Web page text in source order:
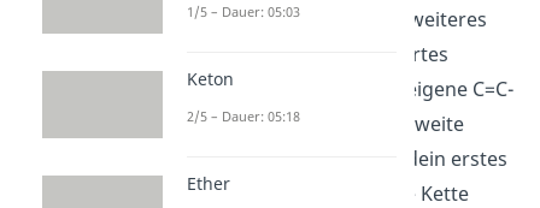
entstehen. Hier stößt ein weiteres
Monomer auf dein aktiviertes
Monomer und löst seine eigene C=C-
Doppelbindung auf. Das zweite
Monomer bindet nun an dein erstes
Monomer, wodurch deine Kette
1/5 – Dauer: 05:03
Keton
2/5 – Dauer: 05:18
Ether